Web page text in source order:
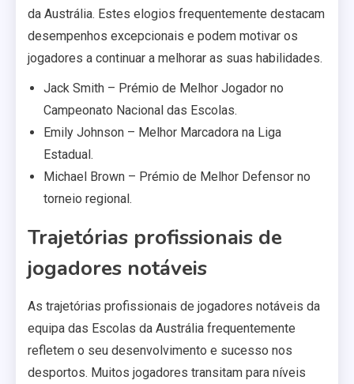
da Austrália. Estes elogios frequentemente destacam
desempenhos excepcionais e podem motivar os
jogadores a continuar a melhorar as suas habilidades.
Jack Smith – Prémio de Melhor Jogador no
Campeonato Nacional das Escolas.
Emily Johnson – Melhor Marcadora na Liga
Estadual.
Michael Brown – Prémio de Melhor Defensor no
torneio regional.
Trajetórias profissionais de
jogadores notáveis
As trajetórias profissionais de jogadores notáveis da
equipa das Escolas da Austrália frequentemente
refletem o seu desenvolvimento e sucesso nos
desportos. Muitos jogadores transitam para níveis